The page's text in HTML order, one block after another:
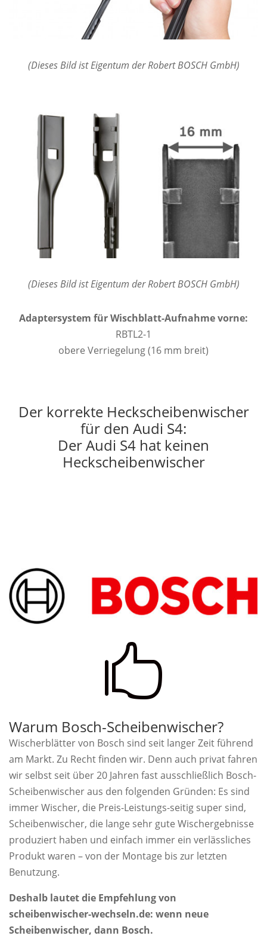
(Dieses Bild ist Eigentum der Robert BOSCH GmbH)
(Dieses Bild ist Eigentum der Robert BOSCH GmbH)
Adaptersystem für Wischblatt-Aufnahme vorne:
RBTL2-1
obere Verriegelung (16 mm breit)
Der korrekte Heckscheibenwischer
für den Audi S4:
Der Audi S4 hat keinen
Heckscheibenwischer

Warum Bosch-Scheibenwischer?
Wischerblätter von Bosch sind seit langer Zeit führend
am Markt. Zu Recht finden wir. Denn auch privat fahren
wir selbst seit über 20 Jahren fast ausschließlich Bosch-
Scheibenwischer aus den folgenden Gründen: Es sind
immer Wischer, die Preis-Leistungs-seitig super sind,
Scheibenwischer, die lange sehr gute Wischergebnisse
produziert haben und einfach immer ein verlässliches
Produkt waren – von der Montage bis zur letzten
Benutzung.
Deshalb lautet die Empfehlung von
scheibenwischer-wechseln.de: wenn neue
Scheibenwischer, dann Bosch.